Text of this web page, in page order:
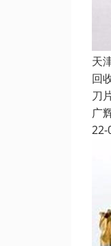
天
回
刀
广
22-